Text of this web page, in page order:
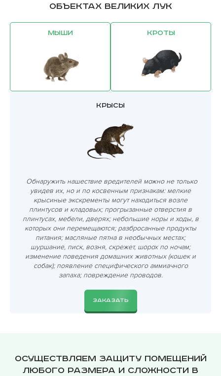
объектах Великих Лук
Мыши Кроты
Крысы
Обнаружить нашествие вредителей можно не только
увидев их, но и по косвенным признакам: мелкие
крысиные экскременты могут находиться возле
плинтусов и кладовых; прогрызанные отверстия в
плинтусах, мебели, дверях; небольшие норы и ходы, в
которых они перемещаются; разбросанные продукты
питания; масляные пятна в необычных местах;
шуршание, писк, возня, скрежет, шорох по ночам;
изменение поведения домашних животных (кошек и
собак); появление специфического аммиачного
запаха; повреждение проводов.
ЗАКАЗАТЬ
Осуществляем защиту помещений
любого размера и сложности в